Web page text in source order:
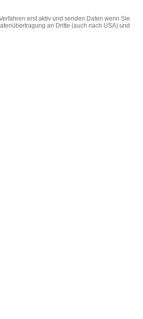
erst aktiv und senden Daten wenn Sie
an Dritte (auch nach USA) und